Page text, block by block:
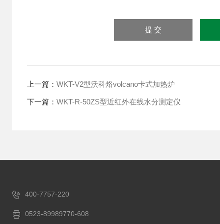
上一篇： WKT-V2型沃科烙volcano卡式加热炉
下一篇： WKT-R-50ZS型近红外在线水分测定仪
400-7757-220
0523-89989770-608